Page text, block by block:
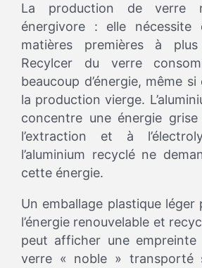
La production de verre
énergivore : elle
matières premières à
Recylcer du verre
beaucoup d’énergie, même si
la production vierge.
concentre une énergie
l’extraction et à
l’aluminium recyclé ne
cette énergie.
Un emballage plastique
l’énergie renouvelable et
peut afficher une empreinte
verre « noble » transporté